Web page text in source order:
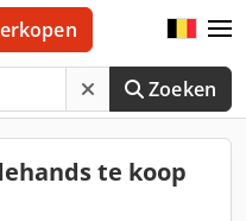
Zoeken
te koop